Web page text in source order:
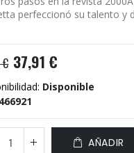
perfeccionó su talento y
€ 37,91 €
Disponible
466921
AÑADIR